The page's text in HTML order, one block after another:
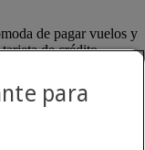
de pagar vuelos y
de crédito.
con una nueva
para